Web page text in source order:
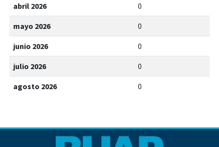
abril 2026 0
mayo 2026 0
junio 2026 0
julio 2026 0
agosto 2026 0